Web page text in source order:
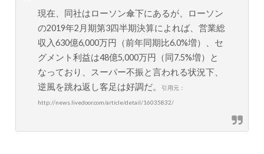
現在、同社はローソン傘下にあるが、ローソン
の2019年2月期第3四半期決算によれば、営業総
収入630億6,000万円（前年同期比6.0%増）、セ
グメント利益は48億5,000万円（同7.5%増）と
なっており、スーパー不振と言われる状況下、
逆風を跳ね返し客足は好調だ。
引用元：
http://news.livedoor.com/article/detail/16035832/